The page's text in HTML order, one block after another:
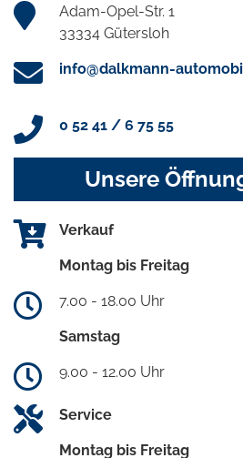
Adam-Opel-Str. 1
33334 Gütersloh
info@dalkmann-
0 52 41 / 6 75 55
Unsere
Verkauf
Montag bis Freitag
7.00 - 18.00 Uhr
Samstag
9.00 - 12.00 Uhr
Service
Montag bis Freitag